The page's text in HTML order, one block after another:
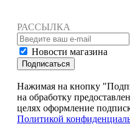
РАССЫЛКА
Новости магазина
Подписаться
Нажимая на кнопку
на обработку
целях оформление
Политикой